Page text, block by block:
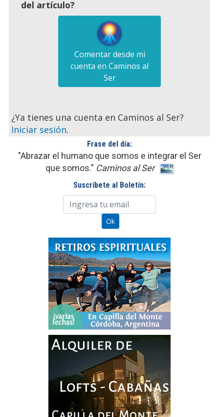
del artículo?
Comentar desde mi
cuenta en Caminos al
Ser
¿Ya tienes una cuenta en Caminos al Ser?
Iniciar sesión.
Frase del día:
"Abrazar el humano que somos e integrar el Ser
que somos." Caminos al Ser
Suscríbete al Boletín: